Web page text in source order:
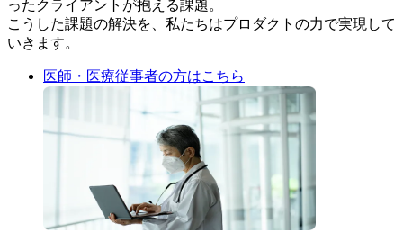
ったクライアントが抱える課題。
こうした課題の解決を、私たちはプロダクトの力で実現して
いきます。
医師・医療従事者の方はこちら